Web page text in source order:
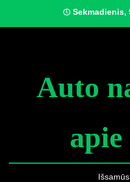
content
Sekmadienis,
Auto